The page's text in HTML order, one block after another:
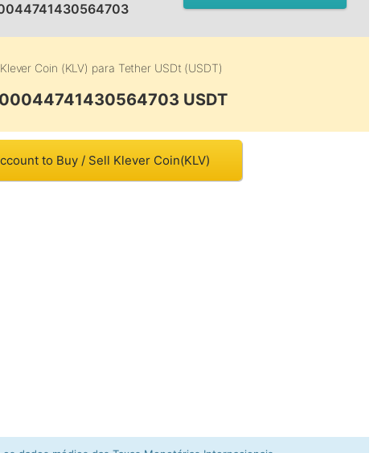
Klever Coin (KLV) para Tether USDt (USDT)
USDT
to Buy / Sell Klever Coin(KLV)